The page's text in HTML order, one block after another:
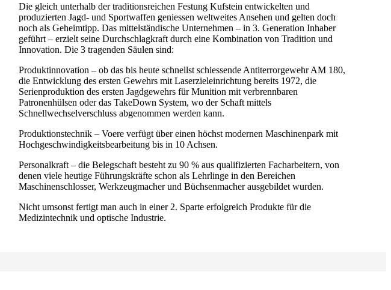
Die gleich unterhalb der traditionsreichen Festung Kufstein entwickelten und
produzierten Jagd- und Sportwaffen geniessen weltweites Ansehen und gelten doch
noch als Geheimtipp. Das mittelständische Unternehmen – in 3. Generation Inhaber
geführt – erzielt seine Durchschlagkraft durch eine Kombination von Tradition und
Innovation. Die 3 tragenden Säulen sind:
Produktinnovation – ob das bis heute schnellst schiessende Antiterrorgewehr AM 180,
die Entwicklung des ersten Gewehrs mit Laserzieleinrichtung bereits 1972, die
Serienproduktion des ersten Jagdgewehrs für Munition mit verbrennbaren
Patronenhülsen oder das TakeDown System, wo der Schaft mittels
Schnellwechselverschluss abgenommen werden kann.
Produktionstechnik – Voere verfügt über einen höchst modernen Maschinenpark mit
Hochgeschwindigkeitsbearbeitung bis in 10 Achsen.
Personalkraft – die Belegschaft besteht zu 90 % aus qualifizierten Facharbeitern, von
denen viele heutige Führungskräfte schon als Lehrlinge in den Bereichen
Maschinenschlosser, Werkzeugmacher und Büchsenmacher ausgebildet wurden.
Nicht umsonst fertigt man auch in einer 2. Sparte erfolgreich Produkte für die
Medizintechnik und optische Industrie.